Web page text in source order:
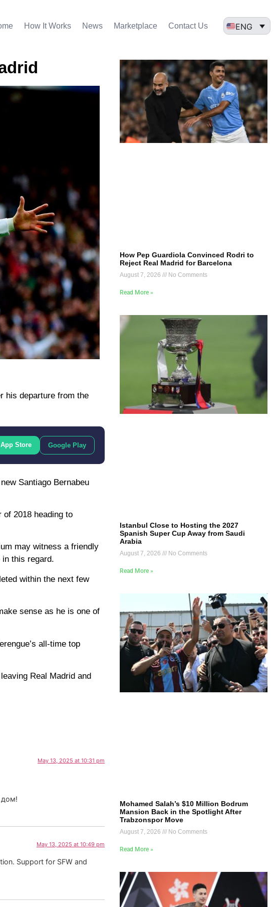
How It Works News Marketplace Contact Us ENG
his departure from the
App Store Google Play
Santiago Bernabeu
2018 heading to
may witness a friendly
this regard.
within the next few
sense as he is one of
all-time top
Real Madrid and
May 13, 2025 at 10:31 pm
дом!
May 13, 2025 at 10:49 pm
Support for SFW and
How Pep Guardiola Convinced Rodri to
Reject Real Madrid for Barcelona
August 7, 2026 No Comments
Read More »
Istanbul Close to Hosting the 2027
Spanish Super Cup Away from Saudi
Arabia
August 7, 2026 No Comments
Read More »
Mohamed Salah’s $10 Million Bodrum
Mansion Back in the Spotlight After
Trabzonspor Move
August 7, 2026 No Comments
Read More »